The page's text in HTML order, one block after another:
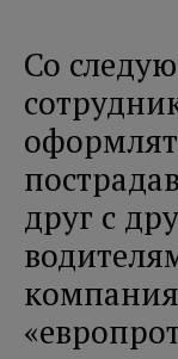
Со
друг с